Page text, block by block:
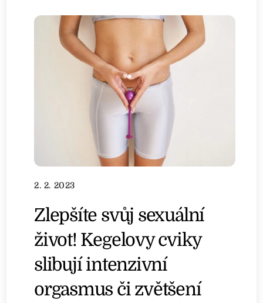
2. 2. 2023
Zlepšíte svůj sexuální
život! Kegelovy cviky
slibují intenzivní
orgasmus či zvětšení